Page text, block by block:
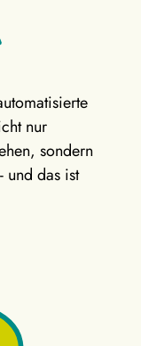
nur
sondern
und das ist